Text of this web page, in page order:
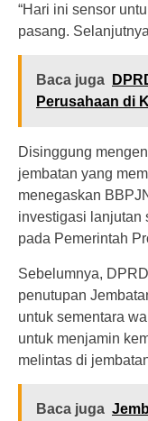
“Hari ini sensor
pasang.
Baca juga
Perusahaan di
Disinggung
jembatan yang
menegaskan
investigasi lanjutan
pada Pemerintah
Sebelumnya,
penutupan
untuk sementara
untuk menjamin
melintas di
Baca juga